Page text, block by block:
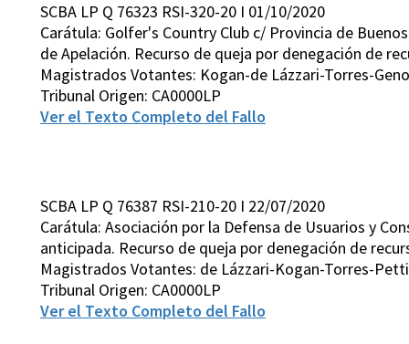
SCBA LP Q 76323 RSI-320-20 I 01/10/2020
Carátula: Golfer's Country Club c/ Provincia de
de Apelación. Recurso de queja por denegación de
Magistrados Votantes: Kogan-de Lázzari-Torres-
Tribunal Origen: CA0000LP
Ver el Texto Completo del Fallo
SCBA LP Q 76387 RSI-210-20 I 22/07/2020
Carátula: Asociación por la Defensa de Usuarios y
anticipada. Recurso de queja por denegación de
Magistrados Votantes: de Lázzari-Kogan-Torres-
Tribunal Origen: CA0000LP
Ver el Texto Completo del Fallo